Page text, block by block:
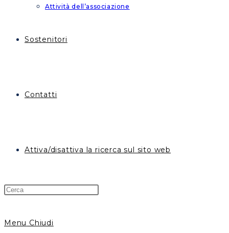
Attività dell’associazione
Sostenitori
Contatti
Attiva/disattiva la ricerca sul sito web
Menu Chiudi